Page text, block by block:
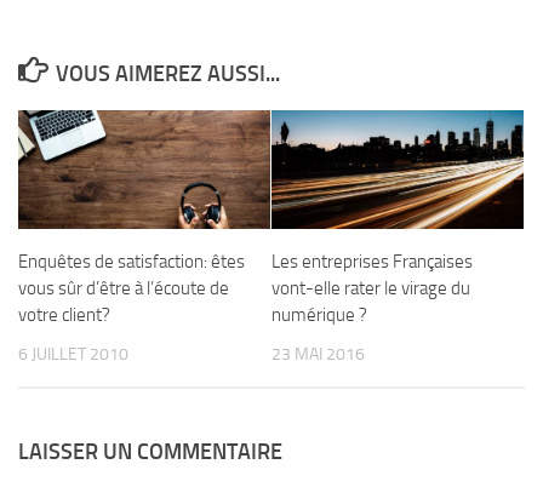
VOUS AIMEREZ AUSSI...
Enquêtes de satisfaction: êtes
vous sûr d’être à l’écoute de
votre client?
6 JUILLET 2010
Les entreprises Françaises
vont-elle rater le virage du
numérique ?
23 MAI 2016
LAISSER UN COMMENTAIRE